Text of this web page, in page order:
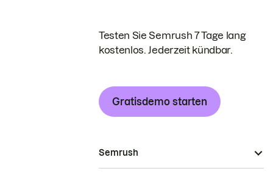
Testen Sie Semrush 7 Tage lang
kostenlos. Jederzeit kündbar.
Gratisdemo starten
Semrush